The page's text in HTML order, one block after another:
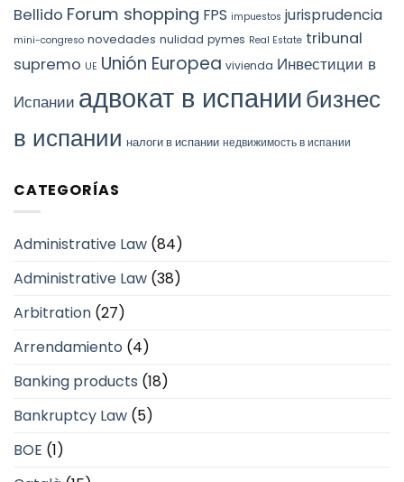
Bellido Forum shopping FPS impuestos jurisprudencia
mini-congreso novedades nulidad pymes Real Estate tribunal
supremo UE Unión Europea vivienda Инвестиции в
Испании адвокат в испаниибизнес
в испании налоги в испании недвижимость в испании
CATEGORÍAS
Administrative Law (84)
Administrative Law (38)
Arbitration (27)
Arrendamiento (4)
Banking products (18)
Bankruptcy Law (5)
BOE (1)